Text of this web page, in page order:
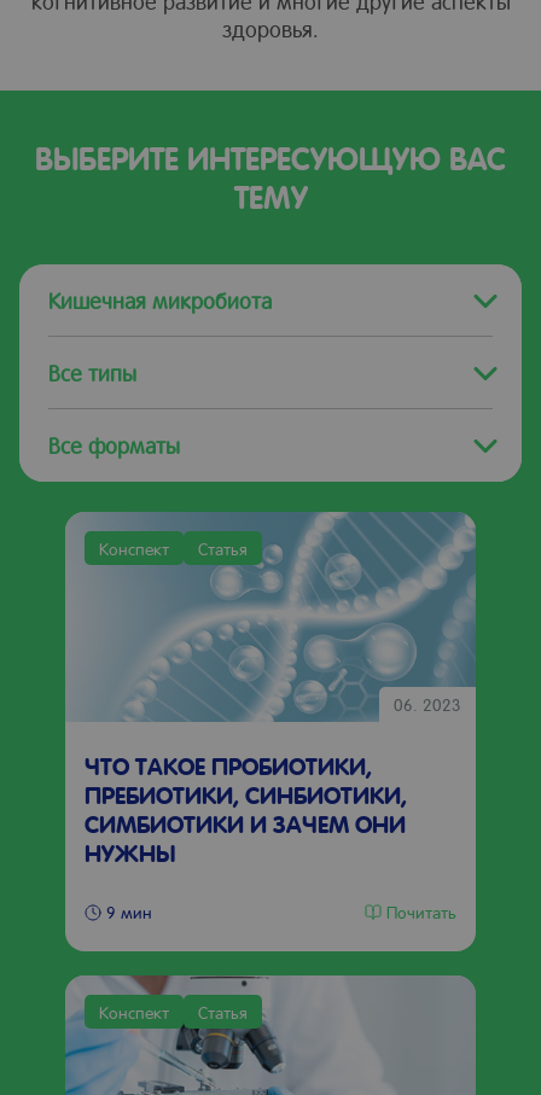
здоровья.
ВЫБЕРИТЕ ИНТЕРЕСУЮЩУЮ ВАС
ТЕМУ
Кишечная микробиота
Все типы
Все форматы
Конспект Статья
06. 2023
ЧТО ТАКОЕ ПРОБИОТИКИ,
ПРЕБИОТИКИ, СИНБИОТИКИ,
СИМБИОТИКИ И ЗАЧЕМ ОНИ
НУЖНЫ
9 мин Почитать
Конспект Статья